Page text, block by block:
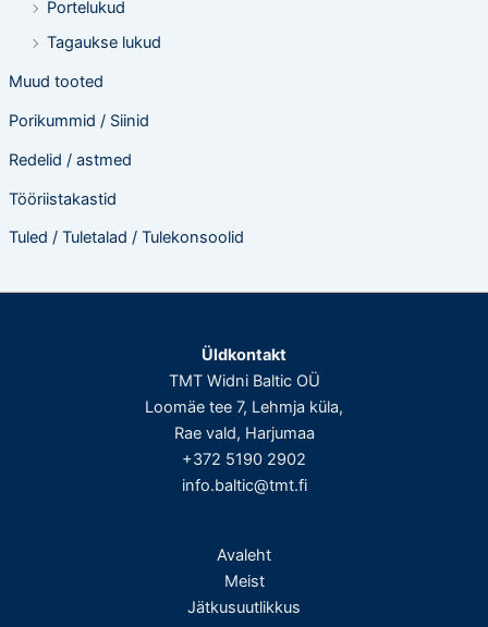
Portelukud
Tagaukse lukud
Muud tooted
Porikummid / Siinid
Redelid / astmed
Tööriistakastid
Tuled / Tuletalad / Tulekonsoolid
Üldkontakt
TMT Widni Baltic OÜ
Loomäe tee 7, Lehmja küla,
Rae vald, Harjumaa
+372 5190 2902
info.baltic@tmt.fi
Avaleht
Meist
Jätkusuutlikkus